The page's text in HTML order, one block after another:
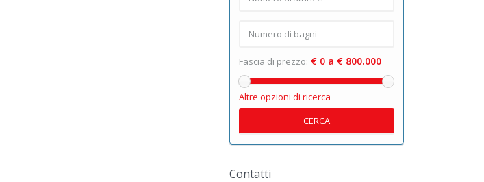
Fascia di prezzo: € 0 a € 800.000
Altre opzioni di ricerca
CERCA
Contatti